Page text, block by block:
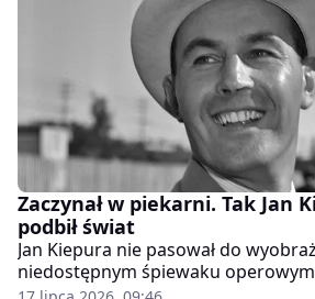
Zaczynał w piekarni. Tak Jan
podbił świat
Jan Kiepura nie pasował do
niedostępnym śpiewaku
ludzi, śpiewał z balkonów i dachów